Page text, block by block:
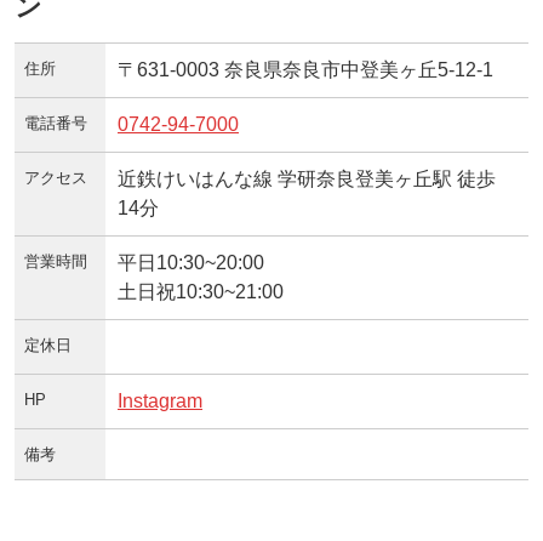
ン
住所 〒631-0003 奈良県奈良市中登美ヶ丘5-12-1
電話番号 0742-94-7000
アクセス
近鉄けいはんな線 学研奈良登美ヶ丘駅 徒歩
14分
営業時間
平日10:30~20:00
土日祝10:30~21:00
定休日
HP Instagram
備考